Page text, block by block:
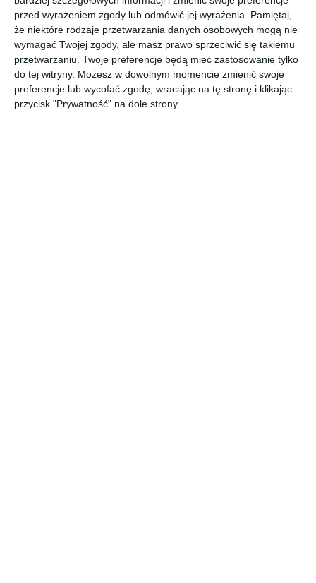
przed wyrażeniem zgody lub odmówić jej wyrażenia. Pamiętaj,
że niektóre rodzaje przetwarzania danych osobowych mogą nie
wymagać Twojej zgody, ale masz prawo sprzeciwić się takiemu
przetwarzaniu. Twoje preferencje będą mieć zastosowanie tylko
do tej witryny. Możesz w dowolnym momencie zmienić swoje
preferencje lub wycofać zgodę, wracając na tę stronę i klikając
przycisk "Prywatność" na dole strony.
AUTOR:
DODAJ DO ULUBIONYCH
UDOSTĘPNIJ
Pozostałe zdjęcia w projekcie: Jadalnia ze stylową witryną